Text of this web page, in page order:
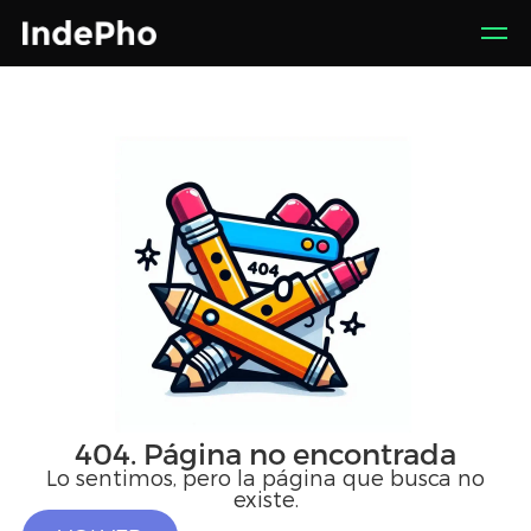
404. Página no encontrada
Lo sentimos, pero la página que busca no
existe.